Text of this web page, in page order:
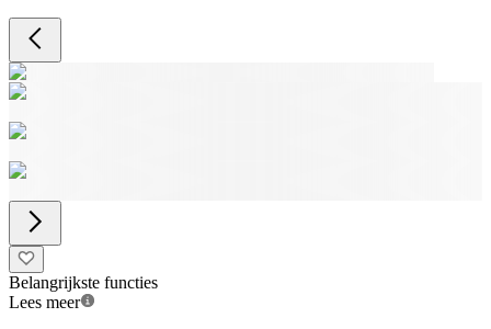
Belangrijkste functies
Lees meer